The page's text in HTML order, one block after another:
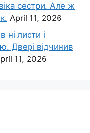
сестри. Але ж
April 11, 2026
листи і
Двері відчинив
11, 2026